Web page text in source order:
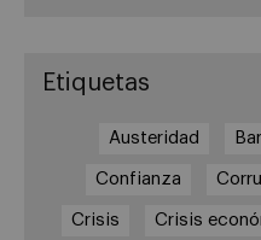
Etiquetas
Austeridad
Confianza
Crisis Crisis